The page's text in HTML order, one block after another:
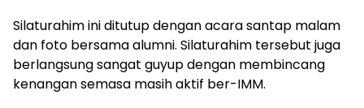
Silaturahim ini ditutup dengan acara santap malam
dan foto bersama alumni. Silaturahim tersebut juga
berlangsung sangat guyup dengan membincang
kenangan semasa masih aktif ber-IMM.